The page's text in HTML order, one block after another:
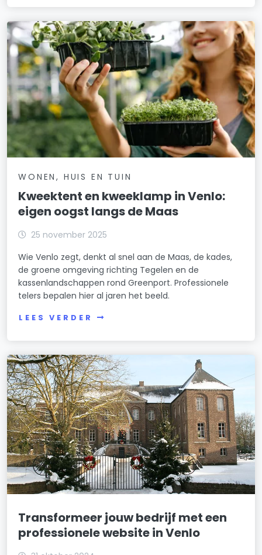
WONEN, HUIS EN TUIN
Kweektent en kweeklamp in Venlo:
eigen oogst langs de Maas
25 november 2025
Wie Venlo zegt, denkt al snel aan de Maas, de kades,
de groene omgeving richting Tegelen en de
kassenlandschappen rond Greenport. Professionele
telers bepalen hier al jaren het beeld.
LEES VERDER
Transformeer jouw bedrijf met een
professionele website in Venlo